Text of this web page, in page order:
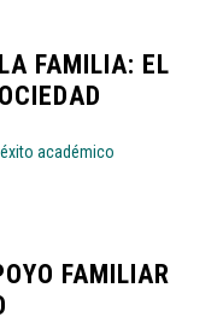
FAMILIA: EL
FAMILIAR